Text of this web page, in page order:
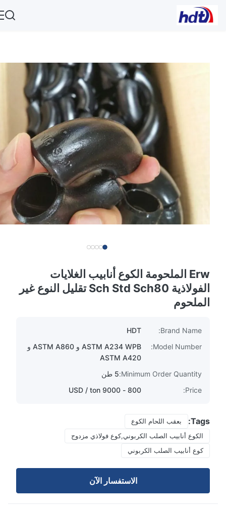
Erw الملحومة الكوع أنابيب الغلايات
الفولاذية Sch Std Sch80 تقليل النوع غير
الملحوم
Brand Name:
Model Number:
ASTM A234 WPB و ASTM A860 و
ASTM A420
Minimum Order Quantity: 5 طن
Price:
Tags:
بعقب اللحام الكوع
الكوع أنابيب الصلب الكربوني,كوع فولاذي مزدوج
كوع أنابيب الصلب الكربوني
الاستفسار الآن